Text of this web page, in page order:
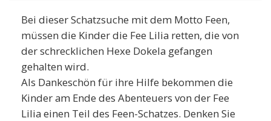
Bei dieser Schatzsuche mit dem Motto Feen,
müssen die Kinder die Fee Lilia retten, die von
der schrecklichen Hexe Dokela gefangen
gehalten wird.
Als Dankeschön für ihre Hilfe bekommen die
Kinder am Ende des Abenteuers von der Fee
Lilia einen Teil des Feen-Schatzes. Denken Sie